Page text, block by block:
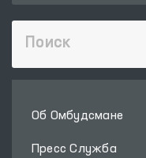
Об Омбудсмане
Пресс Служба